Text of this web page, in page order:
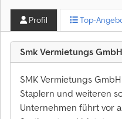
Profil Top-
Smk Vermietungs
SMK Vermietungs
Staplern und weiteren
Unternehmen führt vor